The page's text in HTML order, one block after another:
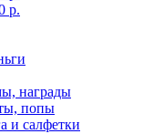
р.
награды
попы
и салфетки